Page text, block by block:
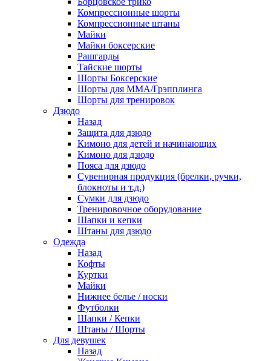
Компрессионные шорты
Компрессионные штаны
Майки
Майки боксерские
Рашгарды
Тайские шорты
Шорты Боксерские
Шорты для ММА/Грэпплинга
Шорты для тренировок
Дзюдо
Назад
Защита для дзюдо
Кимоно для детей и начинающих
Кимоно для дзюдо
Пояса для дзюдо
Сувенирная продукция (брелки, ручки,
блокноты и т.д.)
Сумки для дзюдо
Тренировочное оборудование
Шапки и кепки
Штаны для дзюдо
Одежда
Назад
Кофты
Куртки
Майки
Нижнее белье / носки
Футболки
Шапки / Кепки
Штаны / Шорты
Для девушек
Назад